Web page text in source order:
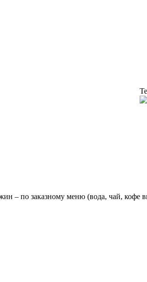
– по заказному меню (вода, чай, кофе